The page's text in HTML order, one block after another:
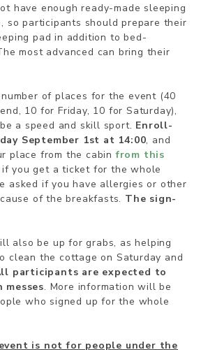
ha­ve enough rea­dy-ma­de slee­ping
so par­ti­ci­pants should pre­pa­re their
pad in ad­di­tion to bed­
most ad­van­ced can bring their
of pla­ces for the event (40
10 for Friday, 10 for Saturday),
a speed and skill sport. En­roll­
Sep­tem­ber 1st at 14:00, and
pla­ce from the ca­bin from this
you get a ticket for the whole
asked if you have allergies or other
of the breakfasts. The sign-
also be up for grabs, as hel­ping
clean the cot­ta­ge on Saturday and
par­ti­ci­pants are ex­pec­ted to
. More information will be
who signed up for the whole
is not for people under the